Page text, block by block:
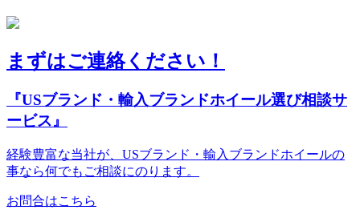
まずはご連絡ください！
『USブランド・輸入ブランドホイール選び相談サ
ービス』
経験豊富な当社が、USブランド・輸入ブランドホイールの
事なら何でもご相談にのります。
お問合はこちら